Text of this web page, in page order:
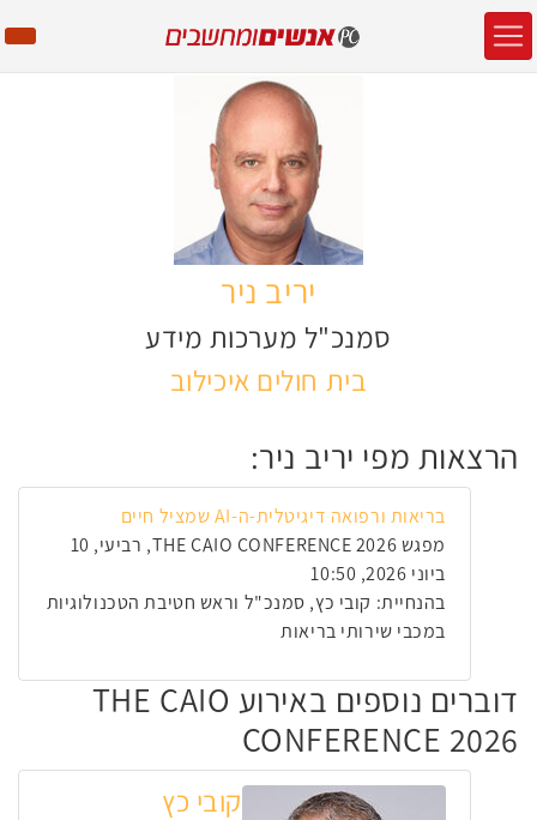
יריב ניר
סמנכ"ל מערכות מידע
בית חולים איכילוב
הרצאות מפי יריב ניר:
בריאות ורפואה דיגיטלית-ה-AI שמציל חיים
מפגש THE CAIO CONFERENCE 2026, רביעי, 10
ביוני 2026, 10:50
בהנחיית: קובי כץ, סמנכ"ל וראש חטיבת הטכנולוגיות
במכבי שירותי בריאות
דוברים נוספים באירוע THE CAIO
CONFERENCE 2026
קובי כץ